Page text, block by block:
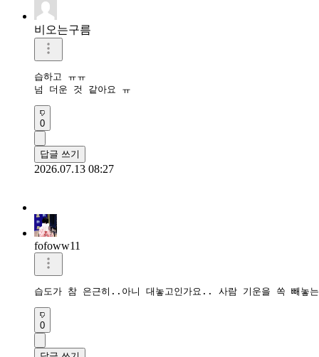
비오는구름
습하고 ㅠㅠ
넘 더운 것 같아요 ㅠ
0
답글 쓰기
2026.07.13 08:27
fofoww11
습도가 참 은근히..아니 대놓고인가요.. 사람 기운을 쏙 빼놓
0